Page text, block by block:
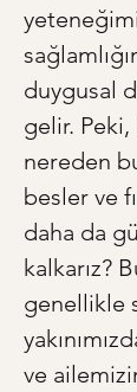
duygusal
gelir.
nereden
besler ve
daha da
kalkarız?
genellikle
ve